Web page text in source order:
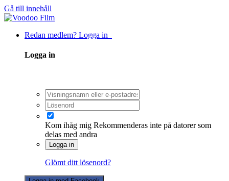
Gå till innehåll
Redan medlem? Logga in
Logga in
Kom ihåg mig Rekommenderas inte på datorer som
delas med andra
Logga in
Glömt ditt lösenord?